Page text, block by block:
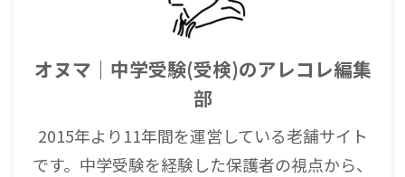
オヌマ｜中学受験(受検)のアレコレ編集
部
2015年より11年間を運営している老舗サイト
です。中学受験を経験した保護者の視点から、